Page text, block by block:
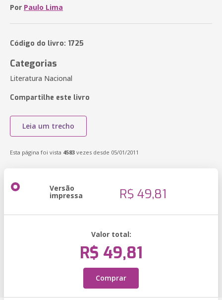
Por Paulo Lima
Código do livro: 1725
Categorias
Literatura Nacional
Compartilhe este livro
Leia um trecho
Esta página foi vista 4583 vezes desde 05/01/2011
Versão
impressa R$ 49,81
Valor total:
R$ 49,81
Comprar